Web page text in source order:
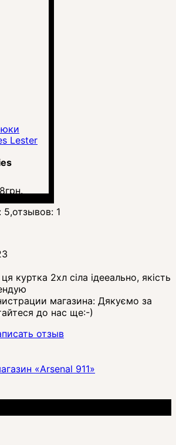
Lester
грн.
5,отзывов: 1
куртка 2хл сіла ідееально, якість
магазина: Дякуємо за
до нас ще:-)
отзыв